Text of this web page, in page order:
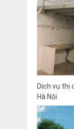
Dịch vụ thi
Hà Nội